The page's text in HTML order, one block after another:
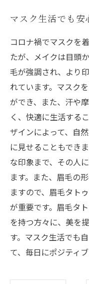
マスク生活でも安
コロナ禍でマスクを
たが、メイクは目頭
毛が強調され、より
れています。マスク
ができ、また、汗や
く、快適に生活する
ザインによって、自
に見せることもでき
な印象まで、その人
ます。また、眉毛の
ますので、眉毛タト
が重要です。眉毛タ
を持つ方々に、美を
す。マスク生活でも
て、毎日にポジティ